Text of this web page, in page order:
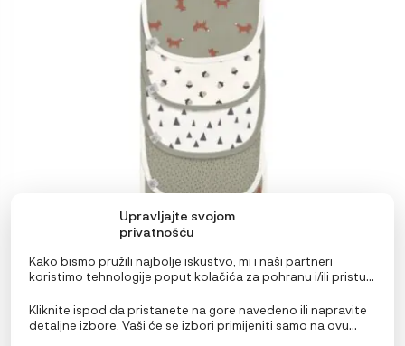
Upravljajte svojom
privatnošću
Kako bismo pružili najbolje iskustvo, mi i naši partneri
koristimo tehnologije poput kolačića za pohranu i/ili pristup
omogućit će nama i našim partnerima obradu osobnih
podataka kao što su ponašanje pri pregledavanju ili
jedinstveni ID-ovi na ovoj stranici i prikazujemo
Kliknite ispod da pristanete na gore navedeno ili napravite
detaljne izbore. Vaši će se izbori primijeniti samo na ovu
Lisica
IZVORNA
29,95€TRENUTNA
23,96€